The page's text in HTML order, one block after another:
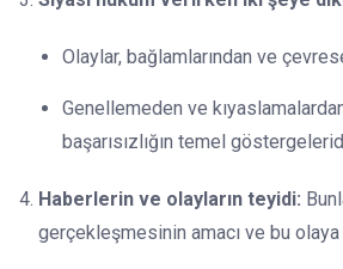
Olaylar, bağlamlarından ve
Genellemeden ve
başarısızlığın temel
Haberlerin ve olayların teyidi:
gerçekleşmesinin amacı ve bu